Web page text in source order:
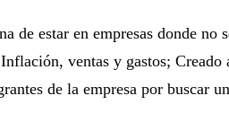
de estar en empresas donde
ventas y gastos;
de la empresa por buscar